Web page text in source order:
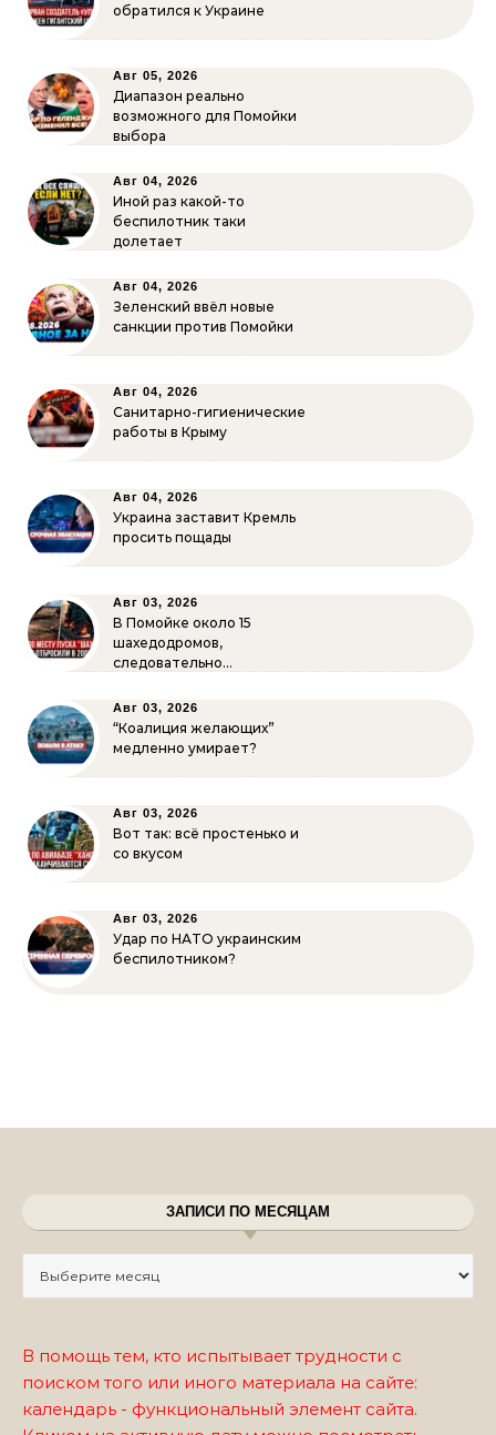
обратился к Украине
Авг 05, 2026
Диапазон реально
возможного для Помойки
выбора
Авг 04, 2026
Иной раз какой-то
беспилотник таки
долетает
Авг 04, 2026
Зеленский ввёл новые
санкции против Помойки
Авг 04, 2026
Санитарно-гигиенические
работы в Крыму
Авг 04, 2026
Украина заставит Кремль
просить пощады
Авг 03, 2026
В Помойке около 15
шахедодромов,
следовательно…
Авг 03, 2026
“Коалиция желающих”
медленно умирает?
Авг 03, 2026
Вот так: всё простенько и
со вкусом
Авг 03, 2026
Удар по НАТО украинским
беспилотником?
ЗАПИСИ ПО МЕСЯЦАМ
В помощь тем, кто испытывает трудности с
поиском того или иного материала на сайте:
календарь - функциональный элемент сайта.